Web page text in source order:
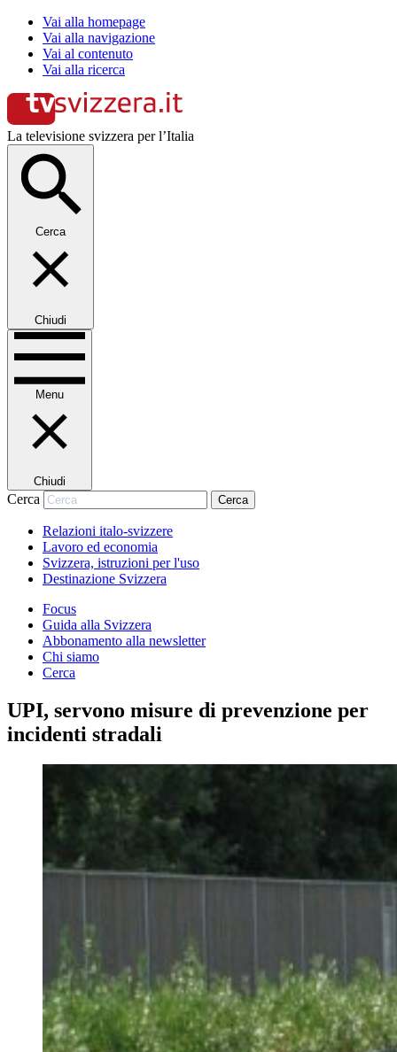
Vai alla homepage
Vai alla navigazione
Vai al contenuto
Vai alla ricerca
La televisione svizzera per l’Italia
Cerca
Chiudi
Menu
Chiudi
Cerca Cerca
Relazioni italo-svizzere
Lavoro ed economia
Svizzera, istruzioni per l'uso
Destinazione Svizzera
Focus
Guida alla Svizzera
Abbonamento alla newsletter
Chi siamo
Cerca
UPI, servono misure di prevenzione per
incidenti stradali